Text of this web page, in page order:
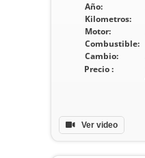
Año:
Kilometros:
Motor:
Combustible:
Cambio:
Precio :
Ver video